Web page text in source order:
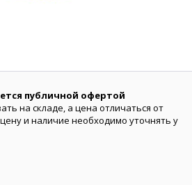
публичной офертой
на складе, а цена отличаться от
и наличие необходимо уточнять у